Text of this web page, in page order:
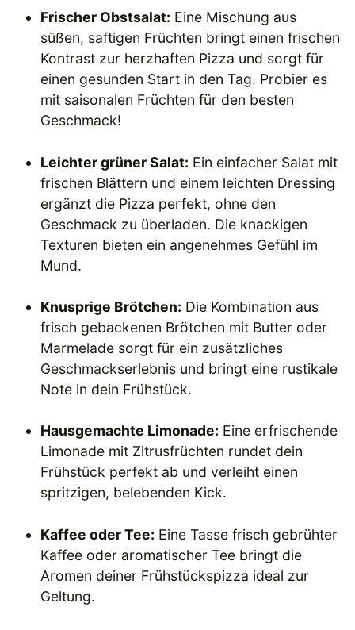
Frischer Obstsalat: Eine Mischung aus
süßen, saftigen Früchten bringt einen frischen
Kontrast zur herzhaften Pizza und sorgt für
einen gesunden Start in den Tag. Probier es
mit saisonalen Früchten für den besten
Geschmack!
Leichter grüner Salat: Ein einfacher Salat mit
frischen Blättern und einem leichten Dressing
ergänzt die Pizza perfekt, ohne den
Geschmack zu überladen. Die knackigen
Texturen bieten ein angenehmes Gefühl im
Mund.
Knusprige Brötchen: Die Kombination aus
frisch gebackenen Brötchen mit Butter oder
Marmelade sorgt für ein zusätzliches
Geschmackserlebnis und bringt eine rustikale
Note in dein Frühstück.
Hausgemachte Limonade: Eine erfrischende
Limonade mit Zitrusfrüchten rundet dein
Frühstück perfekt ab und verleiht einen
spritzigen, belebenden Kick.
Kaffee oder Tee: Eine Tasse frisch gebrühter
Kaffee oder aromatischer Tee bringt die
Aromen deiner Frühstückspizza ideal zur
Geltung.